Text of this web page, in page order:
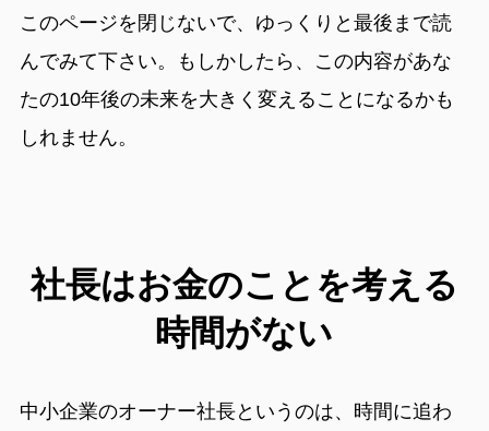
このページを閉じないで、ゆっくりと最後まで読
んでみて下さい。もしかしたら、この内容があな
たの10年後の未来を大きく変えることになるかも
しれません。
社長はお金のことを考える
時間がない
中小企業のオーナー社長というのは、時間に追わ